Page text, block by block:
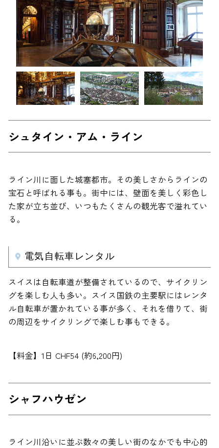
シュタイン・アム・ライン
ライン川に面した城塞都市。その美しさからラインの
宝石と呼ばれる事も。街中には、壁面を美しく彩色し
た家が立ち並び、いつもたくさんの観光客で溢れてい
る。
電気自転車レンタル
スイスは自転車道が整備されているので、サイクリン
グを楽しむ人も多い。スイス国鉄の主要駅にはレンタ
ル自転車が置かれている事が多く、それを借りて、街
の周辺をサイクリングで楽しむ事もできる。
【料金】1日 CHF54 (約6,200円)
シャフハウゼン
ライン川沿いに並ぶ数々の美しい街のなかでも中心的